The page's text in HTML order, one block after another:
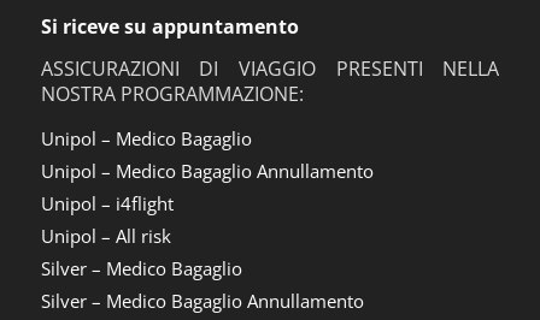
Si riceve su appuntamento
ASSICURAZIONI DI VIAGGIO PRESENTI NELLA
NOSTRA PROGRAMMAZIONE:
Unipol – Medico Bagaglio
Unipol – Medico Bagaglio Annullamento
Unipol – i4flight
Unipol – All risk
Silver – Medico Bagaglio
Silver – Medico Bagaglio Annullamento